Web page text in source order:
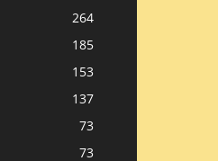
264
185
153
137
73
73